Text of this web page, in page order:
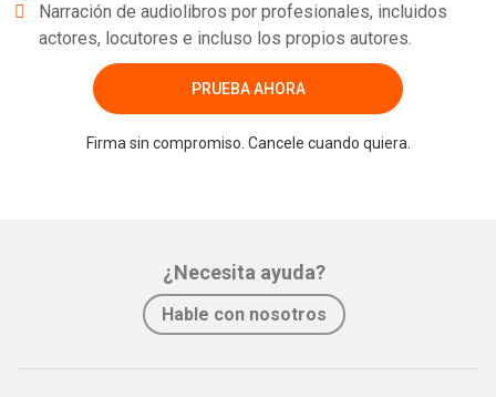
Narración de audiolibros por profesionales, incluidos
actores, locutores e incluso los propios autores.
PRUEBA AHORA
Firma sin compromiso. Cancele cuando quiera.
¿Necesita ayuda?
Hable con nosotros